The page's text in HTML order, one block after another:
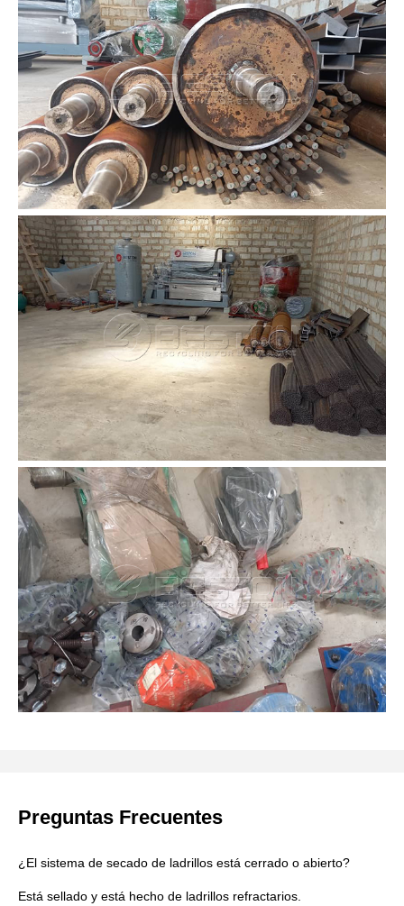
Preguntas Frecuentes
¿El sistema de secado de ladrillos está cerrado o abierto?
Está sellado y está hecho de ladrillos refractarios.